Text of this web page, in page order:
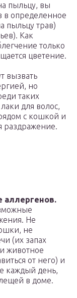
пыльцу, вы
в определенное
пыльцу трав)
Как
только
цветение.
вызвать
но
таких
для волос,
с кошкой и
раздражение.
аллергенов.
Не
не
(их запах
животное
от него) и
каждый день,
в доме.